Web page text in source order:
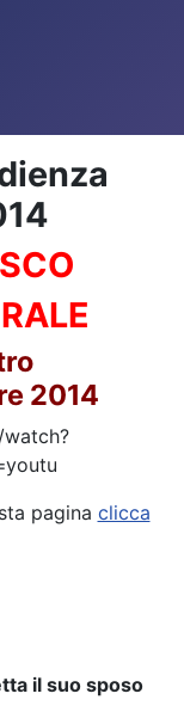
2014
pagina clicca
il suo sposo